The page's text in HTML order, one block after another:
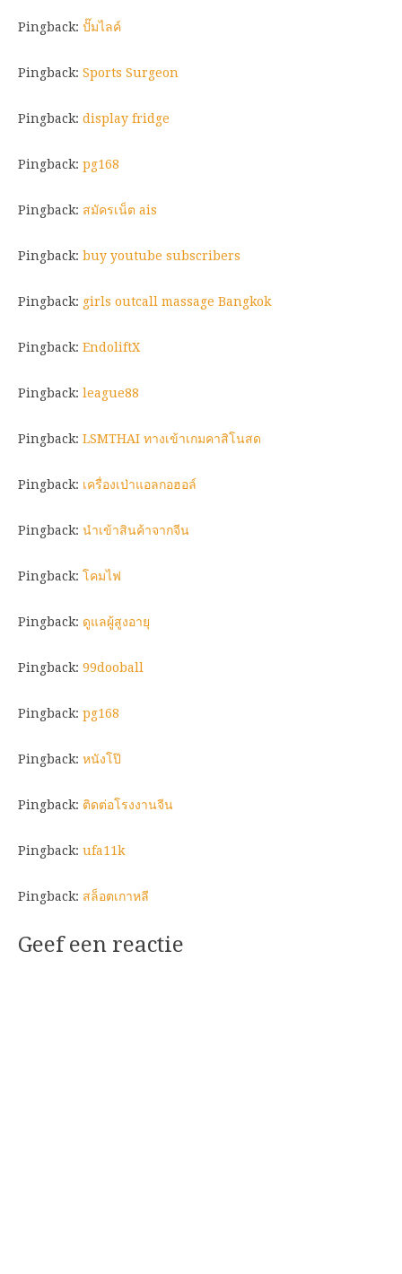
Pingback: ปั๊มไลค์
Pingback: Sports Surgeon
Pingback: display fridge
Pingback: pg168
Pingback: สมัครเน็ต ais
Pingback: buy youtube subscribers
Pingback: girls outcall massage Bangkok
Pingback: EndoliftX
Pingback: league88
Pingback: LSMTHAI ทางเข้าเกมคาสิโนสด
Pingback: เครื่องเป่าแอลกอฮอล์
Pingback: นำเข้าสินค้าจากจีน
Pingback: โคมไฟ
Pingback: ดูแลผู้สูงอายุ
Pingback: 99dooball
Pingback: pg168
Pingback: หนังโป๊
Pingback: ติดต่อโรงงานจีน
Pingback: ufa11k
Pingback: สล็อตเกาหลี
Geef een reactie